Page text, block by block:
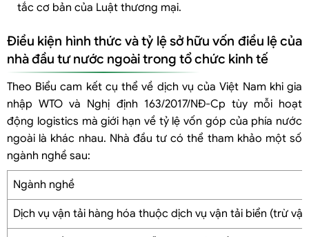
tắc cơ bản của Luật thương mại.
Điều kiện hình thức và tỷ lệ sở hữu vốn điều lệ của
nhà đầu tư nước ngoài trong tổ chức kinh tế
Theo Biểu cam kết cụ thể về dịch vụ của Việt Nam khi gia
nhập WTO và Nghị định 163/2017/NĐ-Cp tùy mỗi hoạt
động logistics mà giới hạn về tỷ lệ vốn góp của phía nước
ngoài là khác nhau. Nhà đầu tư có thể tham khảo một số
ngành nghề sau:
Ngành nghề
Dịch vụ vận tải hàng hóa thuộc dịch vụ vận tải biển (trừ